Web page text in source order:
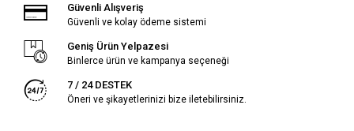
Güvenli Alışveriş
Güvenli ve kolay ödeme sistemi
Geniş Ürün Yelpazesi
Binlerce ürün ve kampanya seçeneği
7 / 24 DESTEK
Öneri ve şikayetlerinizi bize iletebilirsiniz.